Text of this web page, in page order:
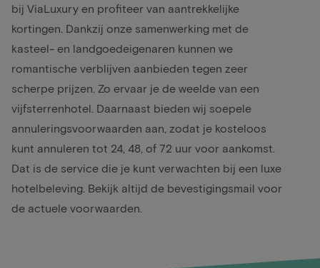
bij ViaLuxury en profiteer van aantrekkelijke
kortingen. Dankzij onze samenwerking met de
kasteel- en landgoedeigenaren kunnen we
romantische verblijven aanbieden tegen zeer
scherpe prijzen. Zo ervaar je de weelde van een
vijfsterrenhotel. Daarnaast bieden wij soepele
annuleringsvoorwaarden aan, zodat je kosteloos
kunt annuleren tot 24, 48, of 72 uur voor aankomst.
Dat is de service die je kunt verwachten bij een luxe
hotelbeleving. Bekijk altijd de bevestigingsmail voor
de actuele voorwaarden.